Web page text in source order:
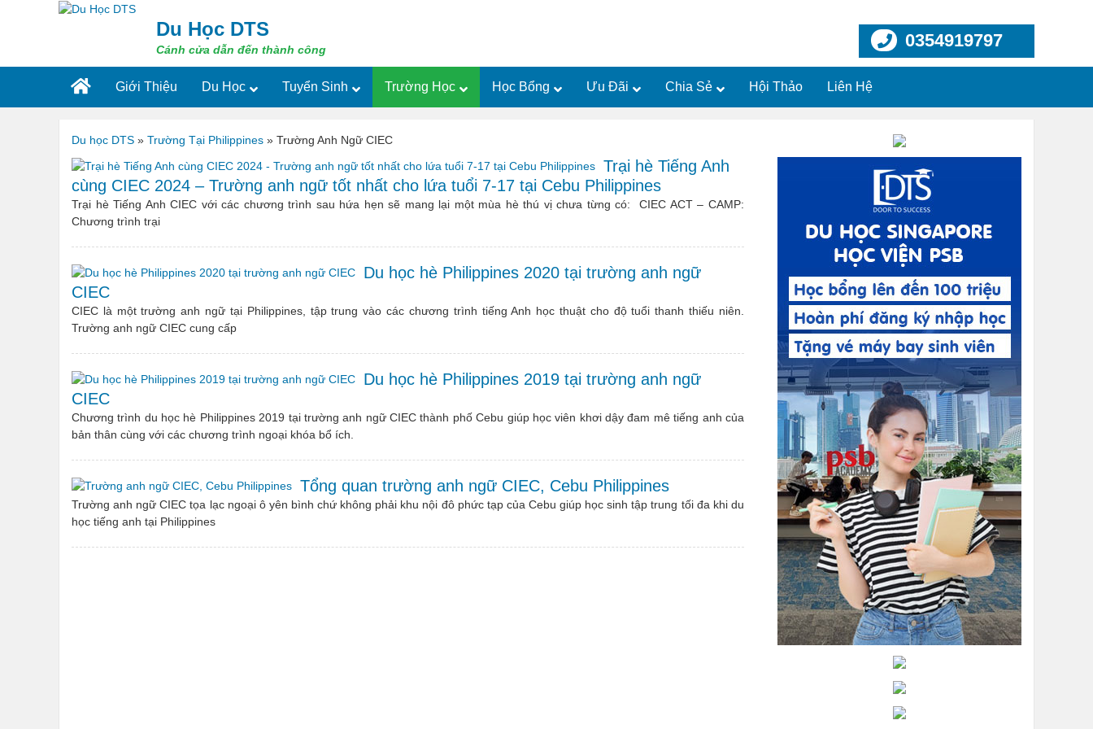
Du Học DTS
Cánh cửa dẫn đến thành công 0354919797
Giới Thiệu Du Học Tuyển Sinh Trường Học Học Bổng Ưu Đãi Chia Sẻ Hội Thảo Liên Hệ
Du học DTS » Trường Tại Philippines » Trường Anh Ngữ CIEC
Trại hè Tiếng Anh
cùng CIEC 2024 – Trường anh ngữ tốt nhất cho lứa tuổi 7-17 tại Cebu Philippines
Trại hè Tiếng Anh CIEC với các chương trình sau hứa hẹn sẽ mang lại một mùa hè thú vị chưa từng có: CIEC ACT – CAMP:
Chương trình trại
Du học hè Philippines 2020 tại trường anh ngữ
CIEC
CIEC là một trường anh ngữ tại Philippines, tập trung vào các chương trình tiếng Anh học thuật cho độ tuổi thanh thiếu niên.
Trường anh ngữ CIEC cung cấp
Du học hè Philippines 2019 tại trường anh ngữ
CIEC
Chương trình du học hè Philippines 2019 tại trường anh ngữ CIEC thành phố Cebu giúp học viên khơi dậy đam mê tiếng anh của
bản thân cùng với các chương trình ngoại khóa bổ ích.
Tổng quan trường anh ngữ CIEC, Cebu Philippines
Trường anh ngữ CIEC tọa lạc ngoại ô yên bình chứ không phải khu nội đô phức tạp của Cebu giúp học sinh tập trung tối đa khi du
học tiếng anh tại Philippines